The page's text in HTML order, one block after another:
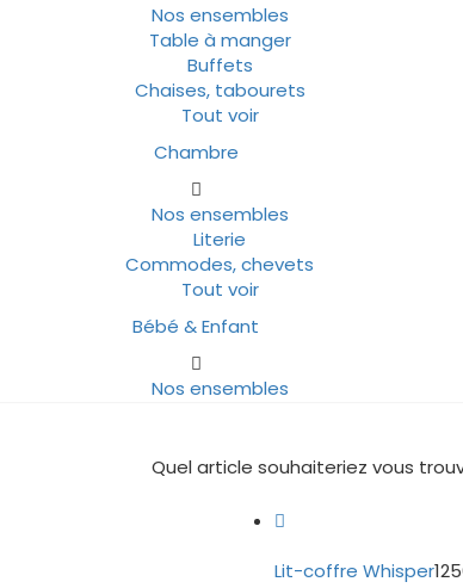
Nos ensembles
Table à manger
Buffets
Chaises, tabourets
Tout voir
Chambre
Nos ensembles
Literie
Commodes, chevets
Tout voir
Bébé & Enfant
Nos ensembles
Quel article souhaiteriez vous
Lit-coffre Whisper